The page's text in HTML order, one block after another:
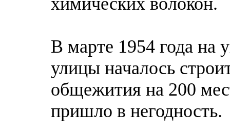
В марте 1954 года на
улицы началось
общежития на 200
пришло в негодность.